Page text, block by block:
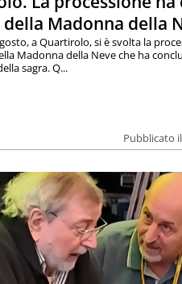
della Madonna della
Pubblicato
a Quartirolo, si è svolta la
Madonna della Neve che ha
sagra. Q...